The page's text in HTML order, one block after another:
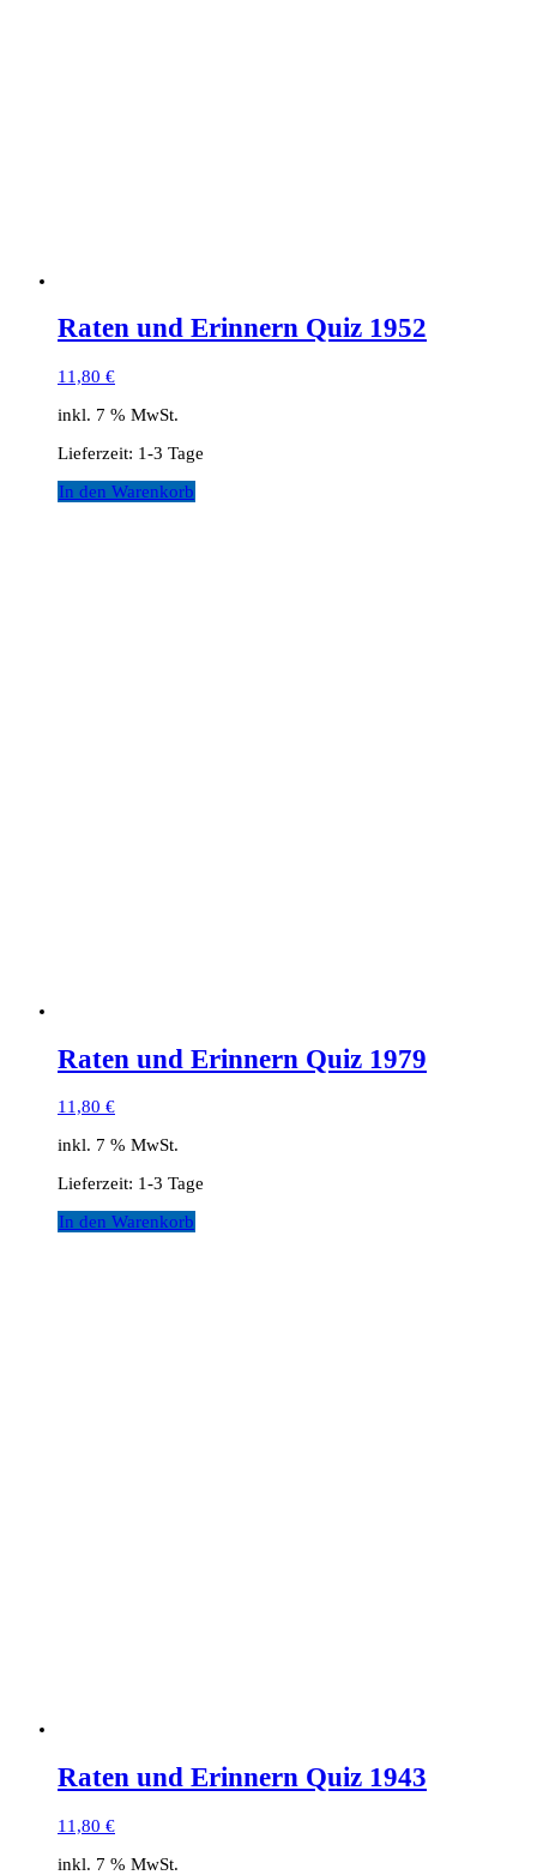
Raten und Erinnern Quiz 1952
11,80 €
inkl. 7 % MwSt.
Lieferzeit: 1-3 Tage
In den Warenkorb
Raten und Erinnern Quiz 1979
11,80 €
inkl. 7 % MwSt.
Lieferzeit: 1-3 Tage
In den Warenkorb
Raten und Erinnern Quiz 1943
11,80 €
inkl. 7 % MwSt.